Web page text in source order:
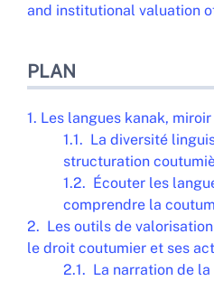
and institutional valuation
PLAN
1. Les langues kanak,
1.1. La diversité
structuration
1.2. Écouter les
comprendre la
2. Les outils de
le droit coutumier et ses
2.1. La narration de